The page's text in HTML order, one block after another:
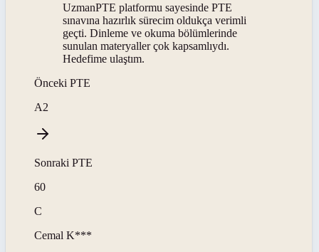
UzmanPTE platformu sayesinde PTE
sınavına hazırlık sürecim oldukça verimli
geçti. Dinleme ve okuma bölümlerinde
sunulan materyaller çok kapsamlıydı.
Hedefime ulaştım.
Önceki PTE
A2
Sonraki PTE
60
C
Cemal K***